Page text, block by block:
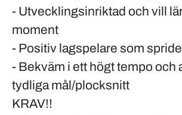
- Utvecklingsinriktad och vill
moment
- Positiv lagspelare som
- Bekväm i ett högt tempo och
tydliga mål/plocksnitt
KRAV!!